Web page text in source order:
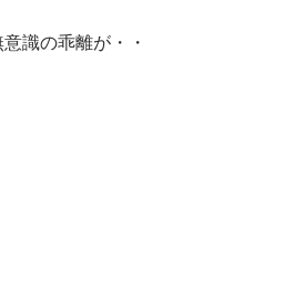
識の乖離が・・